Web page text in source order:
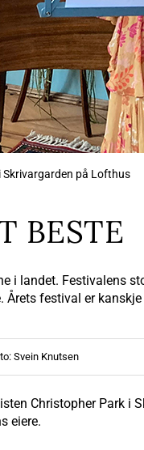
Skrivargarden på Lofthus
BESTE
landet. Festivalens
festival er
Svein Knutsen
Christopher Park i
eiere.